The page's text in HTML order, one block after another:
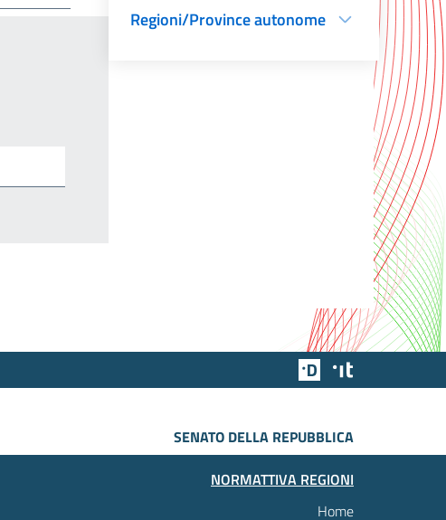
Regioni/Province autonome
Team Digitale
SENATO DELLA REPUBBLICA
NORMATTIVA REGIONI
Home